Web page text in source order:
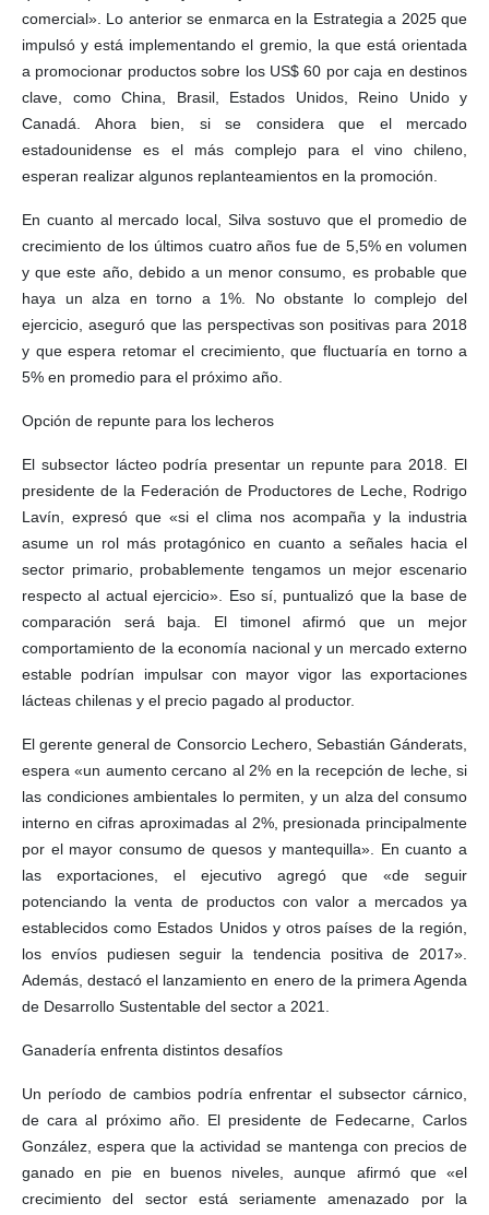
comercial». Lo anterior se enmarca en la Estrategia a 2025 que
impulsó y está implementando el gremio, la que está orientada
a promocionar productos sobre los US$ 60 por caja en destinos
clave, como China, Brasil, Estados Unidos, Reino Unido y
Canadá. Ahora bien, si se considera que el mercado
estadounidense es el más complejo para el vino chileno,
esperan realizar algunos replanteamientos en la promoción.
En cuanto al mercado local, Silva sostuvo que el promedio de
crecimiento de los últimos cuatro años fue de 5,5% en volumen
y que este año, debido a un menor consumo, es probable que
haya un alza en torno a 1%. No obstante lo complejo del
ejercicio, aseguró que las perspectivas son positivas para 2018
y que espera retomar el crecimiento, que fluctuaría en torno a
5% en promedio para el próximo año.
Opción de repunte para los lecheros
El subsector lácteo podría presentar un repunte para 2018. El
presidente de la Federación de Productores de Leche, Rodrigo
Lavín, expresó que «si el clima nos acompaña y la industria
asume un rol más protagónico en cuanto a señales hacia el
sector primario, probablemente tengamos un mejor escenario
respecto al actual ejercicio». Eso sí, puntualizó que la base de
comparación será baja. El timonel afirmó que un mejor
comportamiento de la economía nacional y un mercado externo
estable podrían impulsar con mayor vigor las exportaciones
lácteas chilenas y el precio pagado al productor.
El gerente general de Consorcio Lechero, Sebastián Gánderats,
espera «un aumento cercano al 2% en la recepción de leche, si
las condiciones ambientales lo permiten, y un alza del consumo
interno en cifras aproximadas al 2%, presionada principalmente
por el mayor consumo de quesos y mantequilla». En cuanto a
las exportaciones, el ejecutivo agregó que «de seguir
potenciando la venta de productos con valor a mercados ya
establecidos como Estados Unidos y otros países de la región,
los envíos pudiesen seguir la tendencia positiva de 2017».
Además, destacó el lanzamiento en enero de la primera Agenda
de Desarrollo Sustentable del sector a 2021.
Ganadería enfrenta distintos desafíos
Un período de cambios podría enfrentar el subsector cárnico,
de cara al próximo año. El presidente de Fedecarne, Carlos
González, espera que la actividad se mantenga con precios de
ganado en pie en buenos niveles, aunque afirmó que «el
crecimiento del sector está seriamente amenazado por la